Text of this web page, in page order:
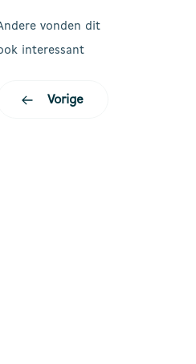
vonden dit
interessant
Vorige